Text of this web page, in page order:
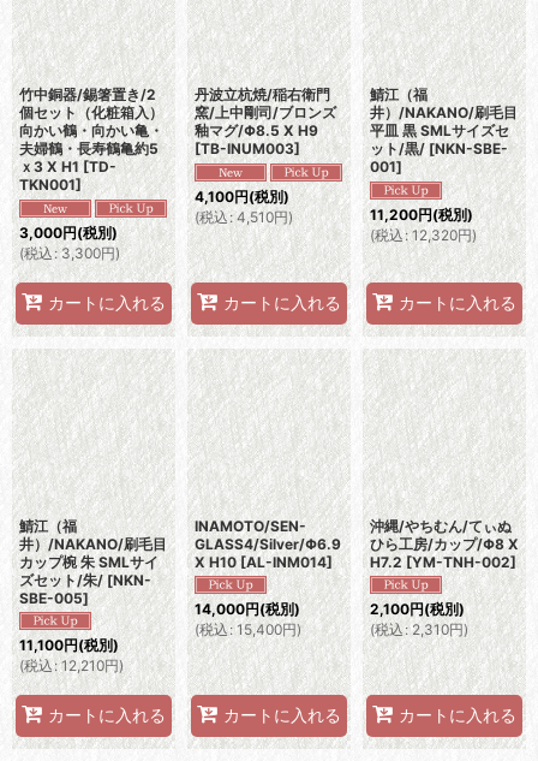
竹中銅器/錫箸置き/2
個セット（化粧箱入）
向かい鶴・向かい亀・
夫婦鶴・長寿鶴亀約5
ｘ3 X H1 [TD-
TKN001]
3,000円(税別)
(税込 : 3,300円)
カートに入れる
丹波立杭焼/稲右衛門
窯/上中剛司/ブロンズ
釉マグ/Φ8.5 X H9
[TB-INUM003]
4,100円(税別)
(税込: 4,510円)
カートに入れる
鯖江（福
井）/NAKANO/刷毛目
平皿 黒 SMLサイズセ
ット/黒/ [NKN-SBE-
001]
11,200円(税別)
(税込: 12,320円)
カートに入れる
鯖江（福
井）/NAKANO/刷毛目
カップ椀 朱 SMLサイ
ズセット/朱/ [NKN-
SBE-005]
11,100円(税別)
(税込: 12,210円)
カートに入れる
INAMOTO/SEN-
GLASS4/Silver/Φ6.9
X H10 [AL-INM014]
14,000円(税別)
(税込: 15,400円)
カートに入れる
沖縄/やちむん/てぃぬ
ひら工房/カップ/Φ8 X
H7.2 [YM-TNH-002]
2,100円(税別)
(税込: 2,310円)
カートに入れる